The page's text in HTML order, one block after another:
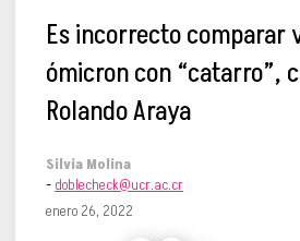
Es incorrecto comparar
ómicron con “catarro”,
Rolando Araya
Silvia Molina
- doblecheck@ucr.ac.cr
enero 26, 2022